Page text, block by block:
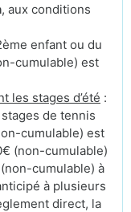
, aux conditions
enfant ou du
cumulable) est
les stages d’été :
de tennis
cumulable) est
(non-cumulable)
cumulable) à
à plusieurs
direct, la